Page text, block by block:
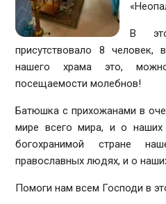
В
присутствовало 8 человек,
нашего храма это,
посещаемости молебнов!
Батюшка с прихожанами в
мире всего мира, и о наших
богохранимой стране
православных людях, и о
Помоги нам всем Господи в